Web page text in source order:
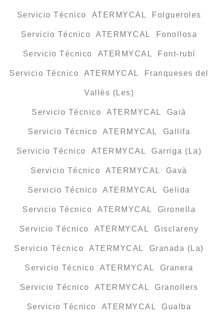
Servicio Técnico ATERMYCAL Folgueroles
Servicio Técnico ATERMYCAL Fonollosa
Servicio Técnico ATERMYCAL Font-rubí
Servicio Técnico ATERMYCAL Franqueses del
Vallès (Les)
Servicio Técnico ATERMYCAL Gaià
Servicio Técnico ATERMYCAL Gallifa
Servicio Técnico ATERMYCAL Garriga (La)
Servicio Técnico ATERMYCAL Gavà
Servicio Técnico ATERMYCAL Gelida
Servicio Técnico ATERMYCAL Gironella
Servicio Técnico ATERMYCAL Gisclareny
Servicio Técnico ATERMYCAL Granada (La)
Servicio Técnico ATERMYCAL Granera
Servicio Técnico ATERMYCAL Granollers
Servicio Técnico ATERMYCAL Gualba